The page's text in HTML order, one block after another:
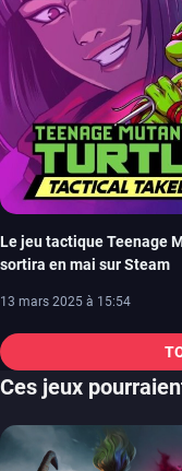
Le jeu tactique Teenage
sortira en mai sur Steam
13 mars 2025 à 15:54
Ces jeux